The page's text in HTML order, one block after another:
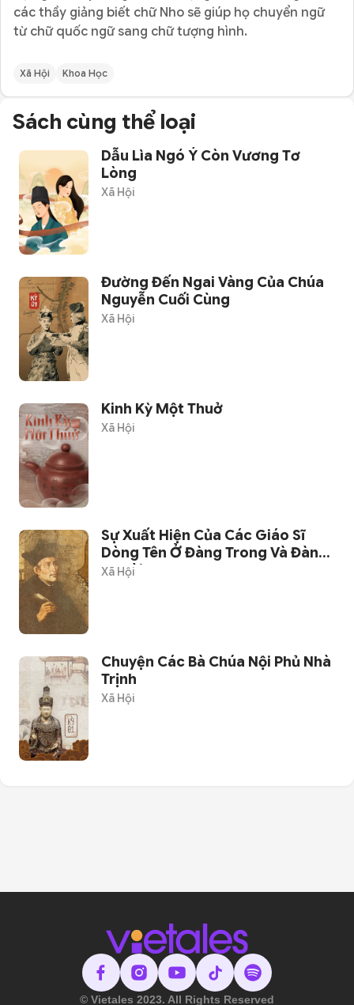
các thầy giảng biết chữ Nho sẽ giúp họ chuyển ngữ
từ chữ quốc ngữ sang chữ tượng hình.
Xã Hội Khoa Học
Sách cùng thể loại
Dẫu Lìa Ngó Ý Còn Vương Tơ
Lòng
Xã Hội
Đường Đến Ngai Vàng Của Chúa
Nguyễn Cuối Cùng
Xã Hội
Kinh Kỳ Một Thuở
Xã Hội
Sự Xuất Hiện Của Các Giáo Sĩ
Dòng Tên Ở Đàng Trong Và Đàng
Ngoài
Xã Hội
Chuyện Các Bà Chúa Nội Phủ Nhà
Trịnh
Xã Hội
© Vietales 2023. All Rights Reserved